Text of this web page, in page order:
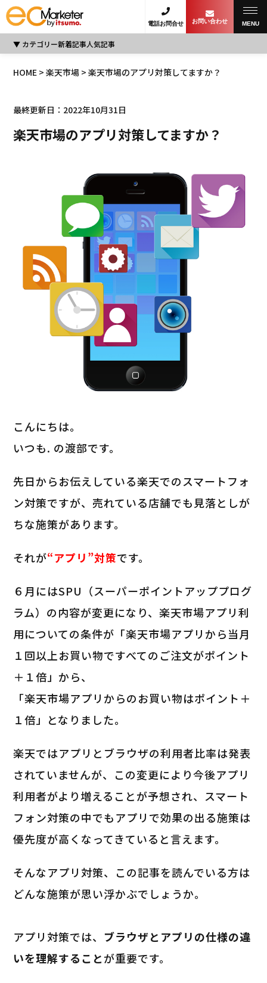
電話お問合せ お問い合わせ MENU
カテゴリー新着記事人気記事
HOME >楽天市場 > 楽天市場のアプリ対策してますか？
最終更新日：2022年10月31日
楽天市場のアプリ対策してますか？
こんにちは。
いつも. の渡部です。
先日からお伝えしている楽天でのスマートフォ
ン対策ですが、売れている店舗でも見落としが
ちな施策があります。
それが“アプリ”対策です。
６月にはSPU（スーパーポイントアッププログ
ラム）の内容が変更になり、楽天市場アプリ利
用についての条件が「楽天市場アプリから当月
１回以上お買い物ですべてのご注文がポイント
＋１倍」から、
「楽天市場アプリからのお買い物はポイント＋
１倍」となりました。
楽天ではアプリとブラウザの利用者比率は発表
されていませんが、この変更により今後アプリ
利用者がより増えることが予想され、スマート
フォン対策の中でもアプリで効果の出る施策は
優先度が高くなってきていると言えます。
そんなアプリ対策、この記事を読んでいる方は
どんな施策が思い浮かぶでしょうか。
アプリ対策では、 ブラウザとアプリの仕様の違
いを理解することが重要です。